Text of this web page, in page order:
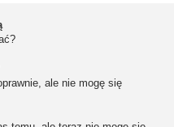
ale nie mogę się